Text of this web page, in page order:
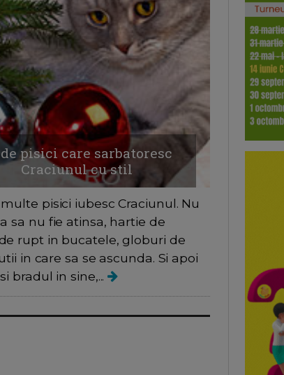
pisici care sarbatoresc
Craciunul cu stil
pisici iubesc Craciunul. Nu
sa nu fie atinsa, hartie de
rupt in bucatele, globuri de
in care sa se ascunda. Si apoi
bradul in sine,...